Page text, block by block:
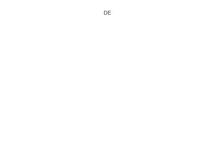
DE